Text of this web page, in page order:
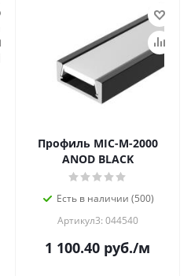
Профиль MIC-M-2000
ANOD BLACK
Есть в наличии (500)
Артикул3: 044540
1 100.40 руб./м